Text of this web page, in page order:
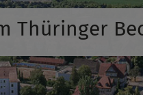
Thüringer